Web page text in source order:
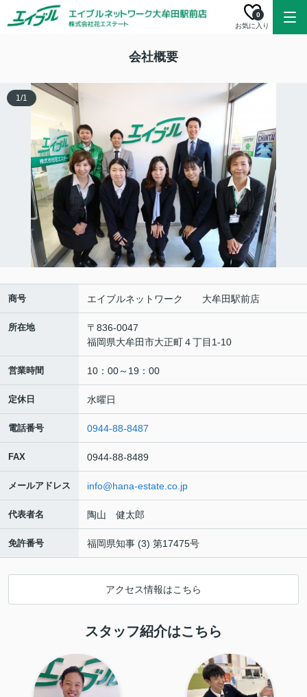
お気に入り
0
会社概要
1/1
商号 エイブルネットワーク 大牟田駅前店
所在地
〒836-0047
福岡県大牟田市大正町４丁目1-10
営業時間 10：00～19：00
定休日 水曜日
電話番号 0944-88-8487
FAX 0944-88-8489
メールアドレス info@hana-estate.co.jp
代表者名 陶山 健太郎
免許番号 福岡県知事 (3) 第17475号
アクセス情報はこちら
スタッフ紹介はこちら